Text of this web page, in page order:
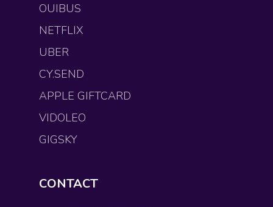
OUIBUS
NETFLIX
UBER
CY.SEND
APPLE GIFTCARD
VIDOLEO
GIGSKY
CONTACT